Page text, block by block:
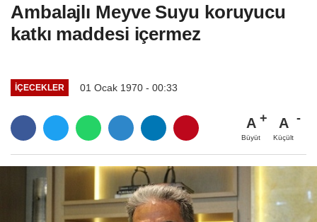
Ambalajlı Meyve Suyu koruyucu
katkı maddesi içermez
İÇECEKLER 01 Ocak 1970 - 00:33
A
Büyüt
A
Küçült